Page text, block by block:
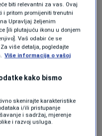
porukom oprostio od
dana smo živjeli jedan
biti relevantni za vas. Ovaj
i pritom promijeniti trenutni
Upravljaj željenim
[ili plutajuću ikonu u donjem
Vaš odabir će se
više detalja, pogledajte
Više informacija o vašoj
kako bismo
skenirajte karakteristike
i/ili pristupanje
i sadržaj, mjerenje
i razvoj usluga.